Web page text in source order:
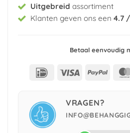
Uitgebreid assortiment
Klanten geven ons een 4.7
Betaal eenvoudig
IDeal Visa
VRAGEN?